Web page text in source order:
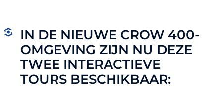
IN DE NIEUWE CROW 400-
OMGEVING ZIJN NU DEZE
TWEE INTERACTIEVE
TOURS BESCHIKBAAR: